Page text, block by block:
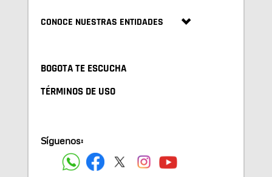
CONOCE NUESTRAS ENTIDADES
BOGOTA TE ESCUCHA
TÉRMINOS DE USO
Síguenos: